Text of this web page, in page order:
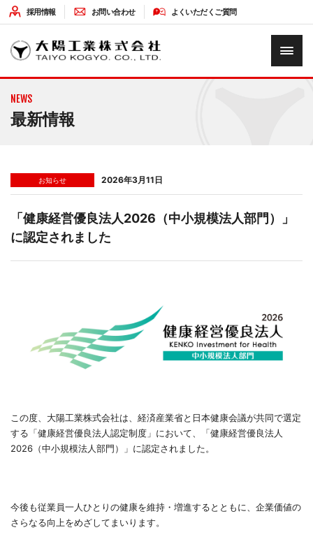
採用情報 お問い合わせ よくいただくご質問
企業情報
最新情報
環境への取り組み
NEWS
最新情報
お知らせ 2026年3月11日
「健康経営優良法人2026（中小規模法人部門）」
に認定されました
この度、大陽工業株式会社は、経済産業省と日本健康会議が共同で選定
する「健康経営優良法人認定制度」において、「健康経営優良法人
2026（中小規模法人部門）」に認定されました。
今後も従業員一人ひとりの健康を維持・増進するとともに、企業価値の
さらなる向上をめざしてまいります。